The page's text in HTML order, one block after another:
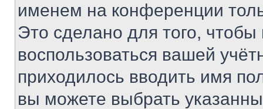
именем на конференции
Это сделано для того, чтобы
воспользоваться вашей
приходилось вводить имя
вы можете выбрать